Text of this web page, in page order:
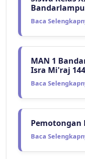
Baca
MAN 1
Isra Mi'raj
Baca
Pemotongan
Baca